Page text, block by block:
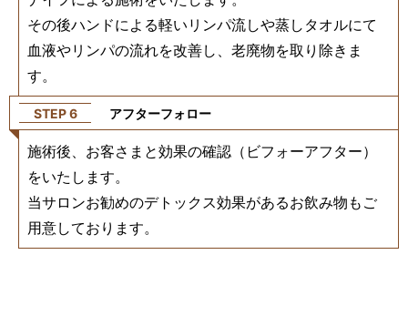
その後ハンドによる軽いリンパ流しや蒸しタオルにて
血液やリンパの流れを改善し、老廃物を取り除きま
す。
STEP 6 アフターフォロー
施術後、お客さまと効果の確認（ビフォーアフター）
をいたします。
当サロンお勧めのデトックス効果があるお飲み物もご
用意しております。